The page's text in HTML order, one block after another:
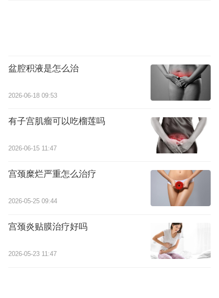
盆腔积液是怎么治
2026-06-18 09:53
有子宫肌瘤可以吃榴莲吗
2026-06-15 11:47
宫颈糜烂严重怎么治疗
2026-05-25 09:44
宫颈炎贴膜治疗好吗
2026-05-23 11:47